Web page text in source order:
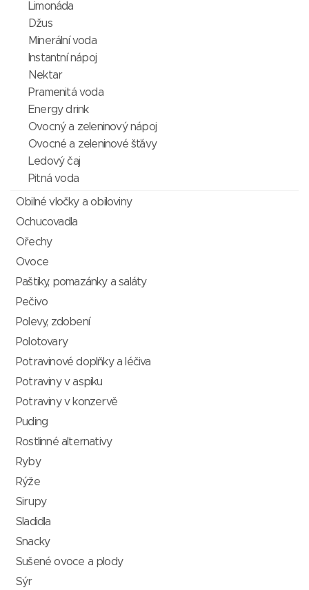
Limonáda
Džus
Minerální voda
Instantní nápoj
Nektar
Pramenitá voda
Energy drink
Ovocný a zeleninový nápoj
Ovocné a zeleninové šťávy
Ledový čaj
Pitná voda
Obilné vločky a obiloviny
Ochucovadla
Ořechy
Ovoce
Paštiky, pomazánky a saláty
Pečivo
Polevy, zdobení
Polotovary
Potravinové doplňky a léčiva
Potraviny v aspiku
Potraviny v konzervě
Puding
Rostlinné alternativy
Ryby
Rýže
Sirupy
Sladidla
Snacky
Sušené ovoce a plody
Sýr